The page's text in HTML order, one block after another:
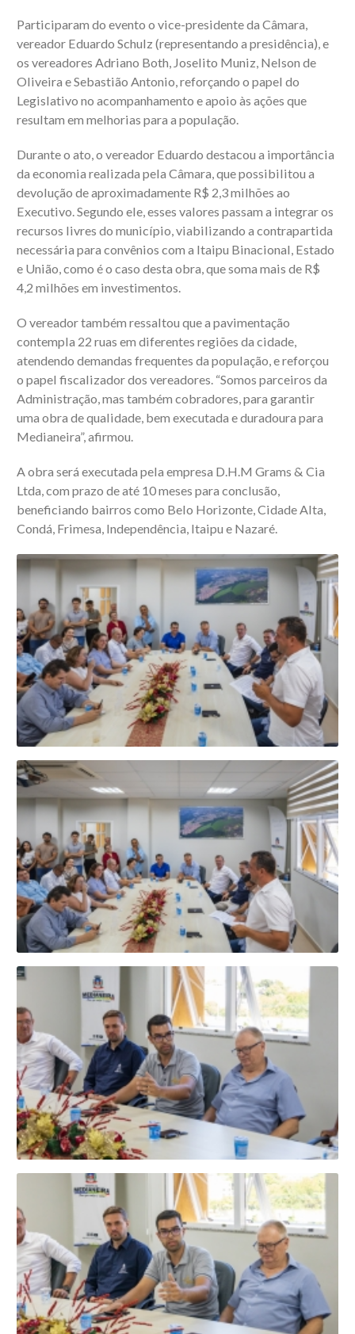
Participaram do evento o vice-presidente da Câmara,
vereador Eduardo Schulz (representando a presidência), e
os vereadores Adriano Both, Joselito Muniz, Nelson de
Oliveira e Sebastião Antonio, reforçando o papel do
Legislativo no acompanhamento e apoio às ações que
resultam em melhorias para a população.
Durante o ato, o vereador Eduardo destacou a importância
da economia realizada pela Câmara, que possibilitou a
devolução de aproximadamente R$ 2,3 milhões ao
Executivo. Segundo ele, esses valores passam a integrar os
recursos livres do município, viabilizando a contrapartida
necessária para convênios com a Itaipu Binacional, Estado
e União, como é o caso desta obra, que soma mais de R$
4,2 milhões em investimentos.
O vereador também ressaltou que a pavimentação
contempla 22 ruas em diferentes regiões da cidade,
atendendo demandas frequentes da população, e reforçou
o papel fiscalizador dos vereadores. “Somos parceiros da
Administração, mas também cobradores, para garantir
uma obra de qualidade, bem executada e duradoura para
Medianeira”, afirmou.
A obra será executada pela empresa D.H.M Grams & Cia
Ltda, com prazo de até 10 meses para conclusão,
beneficiando bairros como Belo Horizonte, Cidade Alta,
Condá, Frimesa, Independência, Itaipu e Nazaré.